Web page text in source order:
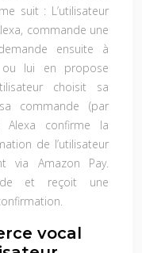
suit : L’utilisateur
commande une
ensuite à
ou lui en propose
choisit sa
commande (par
Alexa confirme la
de l’utilisateur
via Amazon Pay.
et reçoit une
vocal